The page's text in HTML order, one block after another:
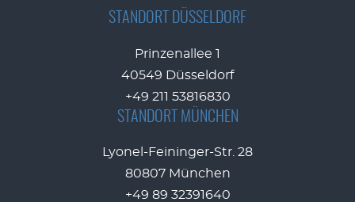
STANDORT DÜSSELDORF
Prinzenallee 1
40549 Düsseldorf
+49 211 53816830
STANDORT MÜNCHEN
Lyonel-Feininger-Str. 28
80807 München
+49 89 32391640